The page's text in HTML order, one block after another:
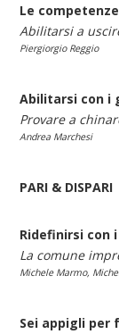
Le
Abilitarsi a
Piergiorgio Reggio
Abilitarsi con i
Provare a
Andrea Marchesi
PARI & DISPARI
Ridefinirsi con
La comune
Michele Marmo,
Sei appigli per